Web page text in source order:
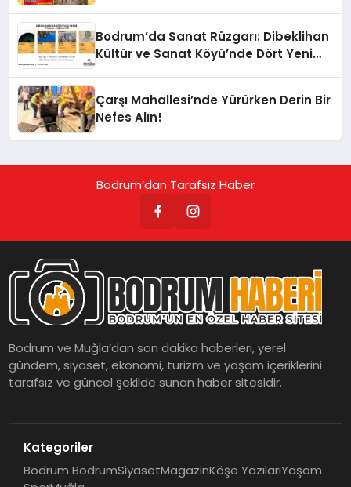
Bodrum’da Sanat Rüzgarı: Dibeklihan
Kültür ve Sanat Köyü’nde Dört Yeni
Çarşı Mahallesi’nde Yürürken Derin Bir
Nefes Alın!
Bodrum’dan Tarafsız Haber
Bodrum ve Muğla’dan son dakika haberleri, yerel
gündem, siyaset, ekonomi, turizm ve yaşam içeriklerini
tarafsız ve güncel şekilde sunan haber sitesidir.
Kategoriler
Bodrum BodrumSiyasetMagazinKöşe YazılarıYaşam